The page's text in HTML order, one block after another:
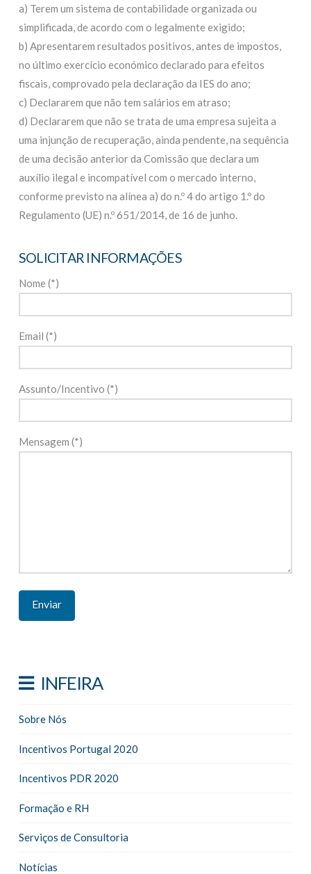
a) Terem um sistema de contabilidade organizada ou
simplificada, de acordo com o legalmente exigido;
b) Apresentarem resultados positivos, antes de impostos,
no último exercício económico declarado para efeitos
fiscais, comprovado pela declaração da IES do ano;
c) Declararem que não tem salários em atraso;
d) Declararem que não se trata de uma empresa sujeita a
uma injunção de recuperação, ainda pendente, na sequência
de uma decisão anterior da Comissão que declara um
auxílio ilegal e incompatível com o mercado interno,
conforme previsto na alínea a) do n.º 4 do artigo 1.º do
Regulamento (UE) n.º 651/2014, de 16 de junho.
SOLICITAR INFORMAÇÕES
Nome (*)
Email (*)
Assunto/Incentivo (*)
Mensagem (*)
INFEIRA
Sobre Nós
Incentivos Portugal 2020
Incentivos PDR 2020
Formação e RH
Serviços de Consultoria
Notícias